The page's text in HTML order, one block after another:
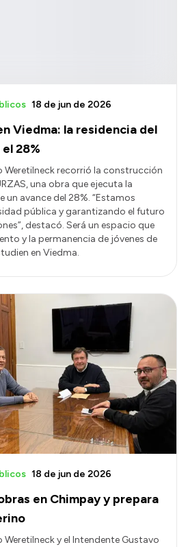
Viedma: la residencia del
28%
18 de jun de 2026
Weretilneck recorrió la construcción
una obra que ejecuta la
un avance del 28%. “Estamos
pública y garantizando el futuro
destacó. Será un espacio que
y la permanencia de jóvenes de
en Viedma.
en Chimpay y prepara
18 de jun de 2026
y el Intendente Gustavo